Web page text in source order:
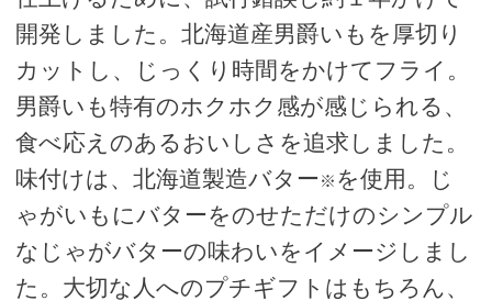
開発しました。北海道産男爵いもを厚切り
カットし、じっくり時間をかけてフライ。
男爵いも特有のホクホク感が感じられる、
食べ応えのあるおいしさを追求しました。
味付けは、北海道製造バター ※ を使用。じ
ゃがいもにバターをのせただけのシンプル
なじゃがバターの味わいをイメージしまし
た。大切な人へのプチギフトはもちろん、